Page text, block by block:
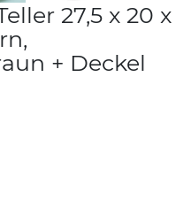
27,5 x 20 x
+ Deckel